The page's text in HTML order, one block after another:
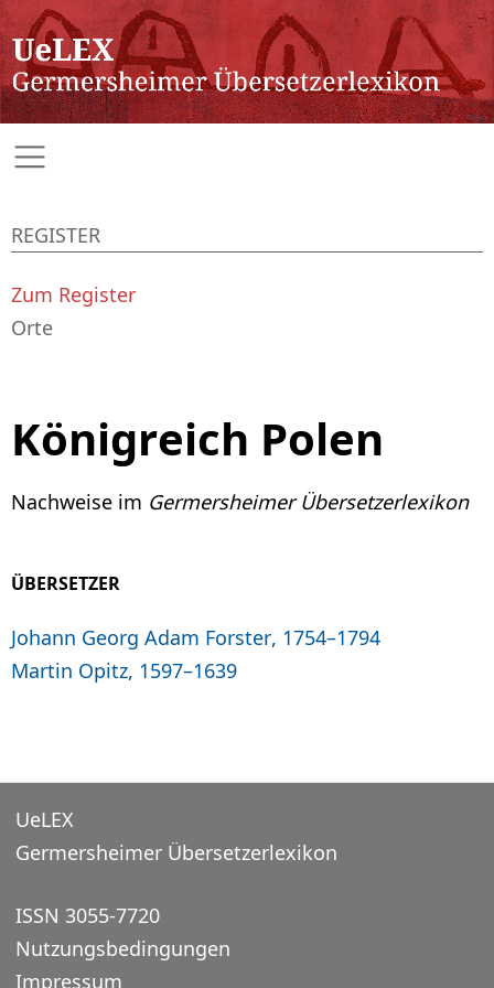
Königreich Polen
Nachweise im Germersheimer Übersetzerlexikon
ÜBERSETZER
Johann Georg Adam Forster, 1754–1794
Martin Opitz, 1597–1639
REGISTER
Zum Register
Orte
UeLEX
Germersheimer Übersetzerlexikon
ISSN 3055-7720
Nutzungsbedingungen
Impressum